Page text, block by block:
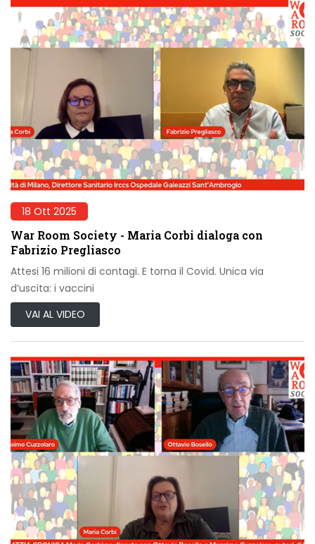
18 Ott 2025
War Room Society - Maria Corbi dialoga con
Fabrizio Pregliasco
Attesi 16 milioni di contagi. E torna il Covid. Unica via
d’uscita: i vaccini
VAI AL VIDEO